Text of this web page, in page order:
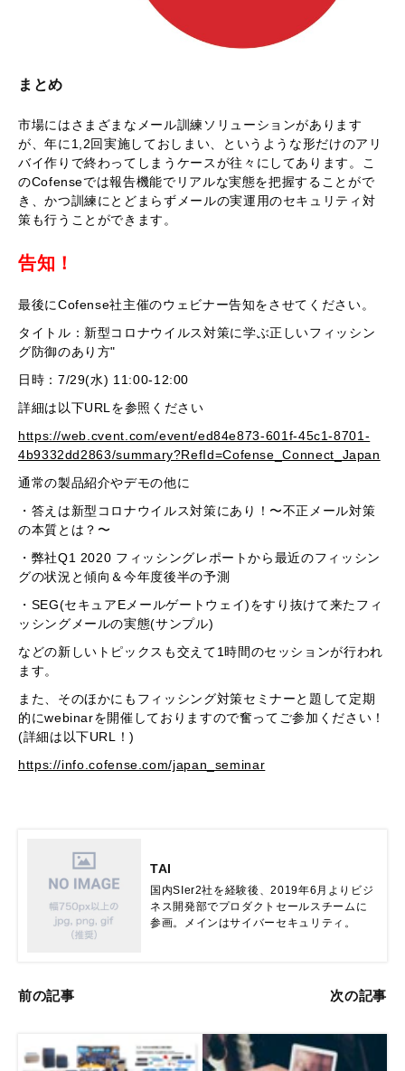
まとめ
市場にはさまざまなメール訓練ソリューションがあります
が、年に1,2回実施しておしまい、というような形だけのアリ
バイ作りで終わってしまうケースが往々にしてあります。こ
のCofenseでは報告機能でリアルな実態を把握することがで
き、かつ訓練にとどまらずメールの実運用のセキュリティ対
策も行うことができます。
告知！
最後にCofense社主催のウェビナー告知をさせてください。
タイトル：新型コロナウイルス対策に学ぶ正しいフィッシン
グ防御のあり方"
日時：7/29(水) 11:00-12:00
詳細は以下URLを参照ください
https://web.cvent.com/event/ed84e873-601f-45c1-8701-
4b9332dd2863/summary?RefId=Cofense_Connect_Japan
通常の製品紹介やデモの他に
・答えは新型コロナウイルス対策にあり！〜不正メール対策
の本質とは？〜
・弊社Q1 2020 フィッシングレポートから最近のフィッシン
グの状況と傾向＆今年度後半の予測
・SEG(セキュアEメールゲートウェイ)をすり抜けて来たフィ
ッシングメールの実態(サンプル)
などの新しいトピックスも交えて1時間のセッションが行われ
ます。
また、そのほかにもフィッシング対策セミナーと題して定期
的にwebinarを開催しておりますので奮ってご参加ください！
(詳細は以下URL！)
https://info.cofense.com/japan_seminar
TAI
国内SIer2社を経験後、2019年6月よりビジ
ネス開発部でプロダクトセールスチームに
参画。メインはサイバーセキュリティ。
前の記事 次の記事